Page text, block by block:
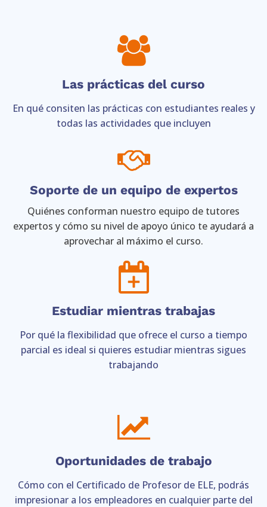
Las prácticas del curso
En qué consiten las prácticas con estudiantes reales y
todas las actividades que incluyen
Soporte de un equipo de expertos
Quiénes conforman nuestro equipo de tutores
expertos y cómo su nivel de apoyo único te ayudará a
aprovechar al máximo el curso.
Estudiar mientras trabajas
Por qué la flexibilidad que ofrece el curso a tiempo
parcial es ideal si quieres estudiar mientras sigues
trabajando
Oportunidades de trabajo
Cómo con el Certificado de Profesor de ELE, podrás
impresionar a los empleadores en cualquier parte del